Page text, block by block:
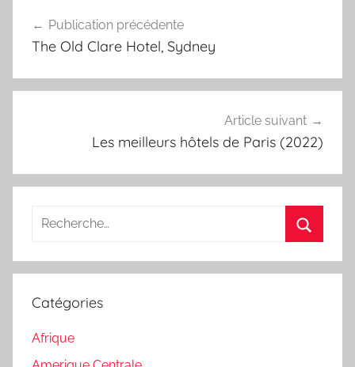
de
Publication précédente
The Old Clare Hotel, Sydney
Article suivant
Les meilleurs hôtels de Paris (2022)
Recherche
:
Catégories
Afrique